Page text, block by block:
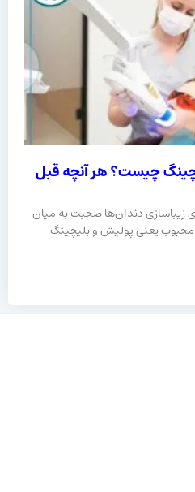
چیست؟ هر آنچه قبل
زیباسازی دندان‌ها صحبت به میان
افراد بین ۲ گزینه محبوب یعنی پولیش و بلیچینگ